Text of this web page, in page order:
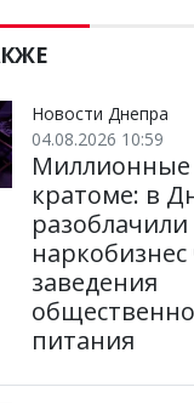
Новости Днепра
04.08.2026 10:59
Миллионные
кратоме: в
разоблачили
наркобизнес
заведения
питания